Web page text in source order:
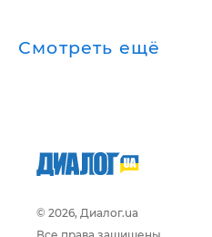
Смотреть ещё
© 2026, Диалог.ua